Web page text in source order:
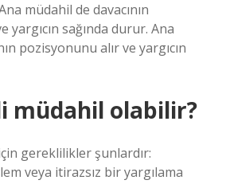
müdahil de davacının
yargıcın sağında durur. Ana
pozisyonunu alır ve yargıcın
müdahil olabilir?
gereklilikler şunlardır:
veya itirazsız bir yargılama